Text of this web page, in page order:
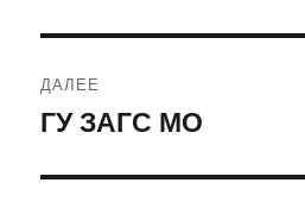
ДАЛЕЕ
Следующая
ГУ ЗАГС МО